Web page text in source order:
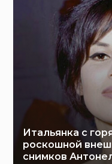
Итальянка с
роскошной
снимков